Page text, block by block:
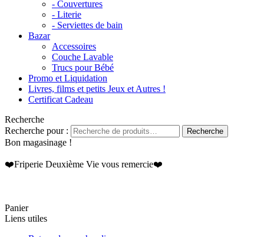
- Couvertures
- Literie
- Serviettes de bain
Bazar
Accessoires
Couche Lavable
Trucs pour Bébé
Promo et Liquidation
Livres, films et petits Jeux et Autres !
Certificat Cadeau
Recherche
Recherche pour :
Recherche
Bon magasinage !
❤️Friperie Deuxième Vie vous remercie❤️
Panier
Liens utiles